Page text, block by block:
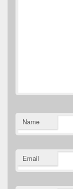
Name
Email